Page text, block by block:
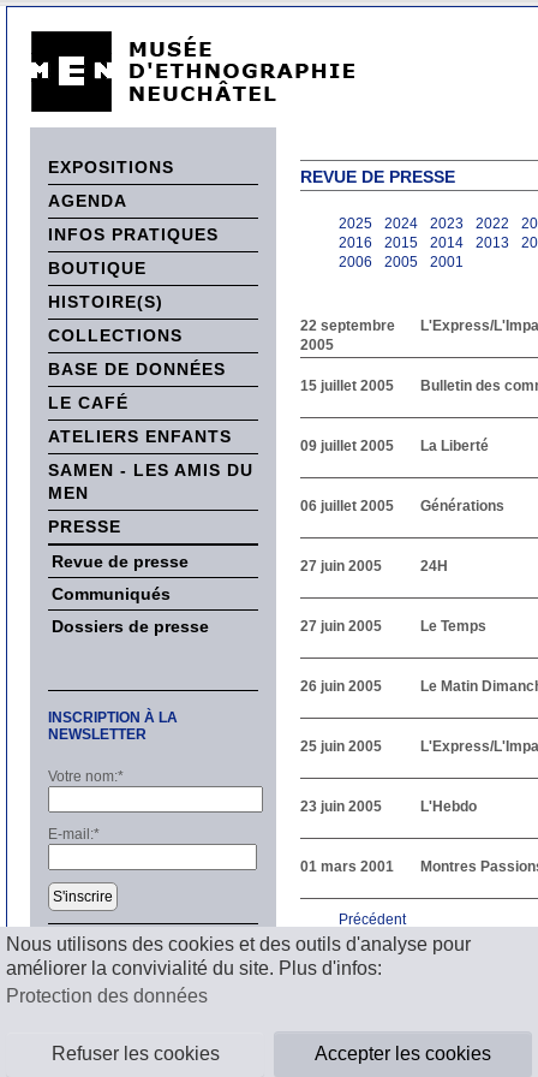
Nous utilisons des cookies et des outils d'analyse pour
améliorer la convivialité du site. Plus d'infos:
Protection des données
Refuser les cookies Accepter les cookies
EXPOSITIONS
AGENDA
INFOS PRATIQUES
BOUTIQUE
HISTOIRE(S)
COLLECTIONS
BASE DE DONNÉES
LE CAFÉ
ATELIERS ENFANTS
SAMEN - LES AMIS DU
MEN
PRESSE
Revue de presse
Communiqués
Dossiers de presse
INSCRIPTION À LA
NEWSLETTER
Votre nom:*
E-mail:*
S'inscrire
REVUE DE PRESSE
2025 2024 2023 2022
2016
2015 2014 2013
2006
2005 2001
22 septembre
2005
L'Express/
15 juillet 2005 Bulletin des
09 juillet 2005 La Liberté
06 juillet 2005 Générations
27 juin 2005 24H
27 juin 2005 Le Temps
26 juin 2005 Le Matin
25 juin 2005 L'Express/
23 juin 2005 L'Hebdo
01 mars 2001 Montres
Précédent
1
2 3 4 5 6 7